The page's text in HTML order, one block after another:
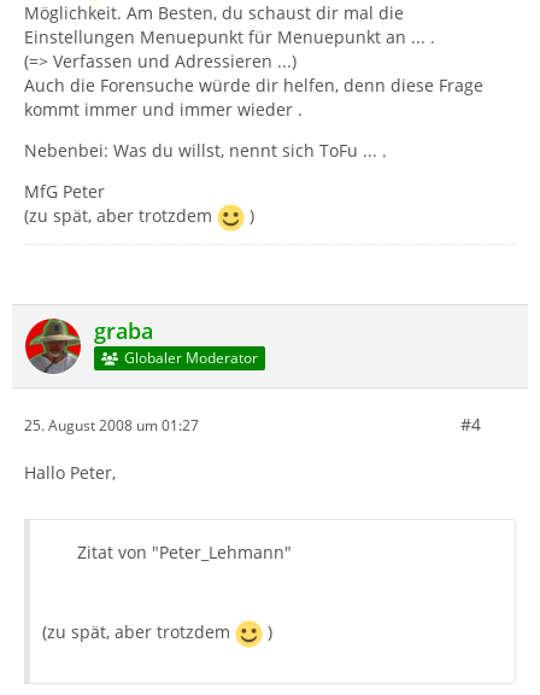
Möglichkeit. Am Besten, du schaust dir mal die
Einstellungen Menuepunkt für Menuepunkt an ... .
(=> Verfassen und Adressieren ...)
Auch die Forensuche würde dir helfen, denn diese Frage
kommt immer und immer wieder .
Nebenbei: Was du willst, nennt sich ToFu ... .
MfG Peter
(zu spät, aber trotzdem
)
graba
Globaler Moderator
25. August 2008 um 01:27 #4
Hallo Peter,
Zitat von "Peter_Lehmann"
(zu spät, aber trotzdem )